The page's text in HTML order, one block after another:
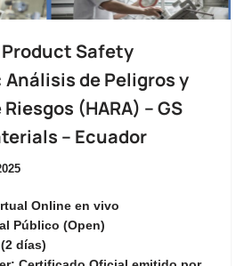
Product Safety
de Peligros y
(HARA) – GS
– Ecuador
Online en vivo
Público (Open)
días)